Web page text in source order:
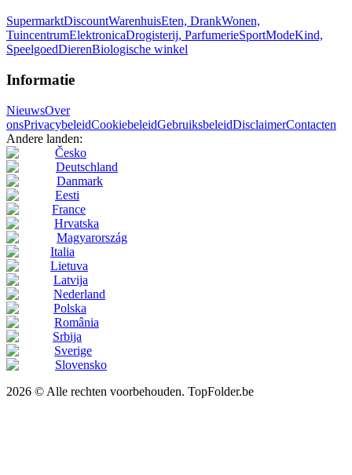
SupermarktDiscountWarenhuisEten, DrankWonen,
TuincentrumElektronicaDrogisterij, ParfumerieSportModeKind,
SpeelgoedDierenBiologische winkel
Informatie
NieuwsOver
onsPrivacybeleidCookiebeleidGebruiksbeleidDisclaimerContacten
Andere landen:
Česko
Deutschland
Danmark
Eesti
France
Hrvatska
Magyarország
Italia
Lietuva
Latvija
Nederland
Polska
România
Srbija
Sverige
Slovensko
2026 © Alle rechten voorbehouden. TopFolder.be